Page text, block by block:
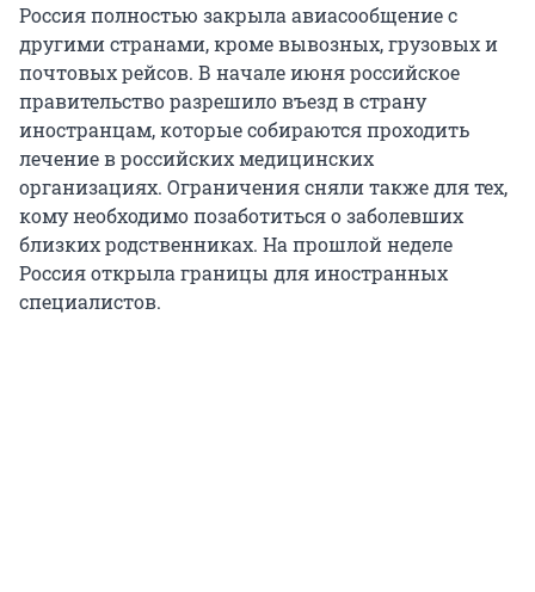
Россия полностью закрыла авиасообщение с
другими странами, кроме вывозных, грузовых и
почтовых рейсов. В начале июня российское
правительство разрешило въезд в страну
иностранцам, которые собираются проходить
лечение в российских медицинских
организациях. Ограничения сняли также для тех,
кому необходимо позаботиться о заболевших
близких родственниках. На прошлой неделе
Россия открыла границы для иностранных
специалистов.